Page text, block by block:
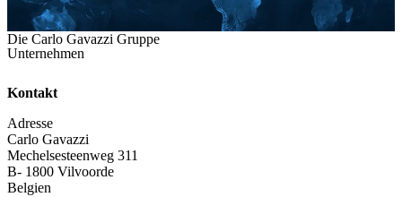
Die Carlo Gavazzi Gruppe
Unternehmen
Kontakt
Adresse
Carlo Gavazzi
Mechelsesteenweg 311
B- 1800 Vilvoorde
Belgien